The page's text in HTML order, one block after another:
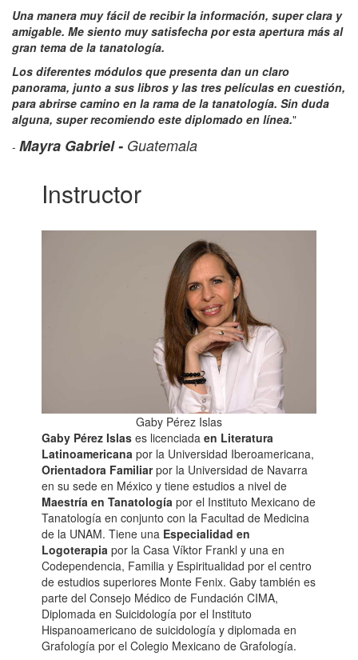
Una manera muy fácil de recibir la información, super clara y
amigable. Me siento muy satisfecha por esta apertura más al
gran tema de la tanatología.
Los diferentes módulos que presenta dan un claro
panorama, junto a sus libros y las tres películas en cuestión,
para abrirse camino en la rama de la tanatología. Sin duda
alguna, super recomiendo este diplomado en línea."
- Mayra Gabriel - Guatemala
Instructor
Gaby Pérez Islas
Gaby Pérez Islas es licenciadaen Literatura
Latinoamericana por la Universidad Iberoamericana,
Orientadora Familiarpor la Universidad de Navarra
en su sede en México y tiene estudios a nivel de
Maestría en Tanatología por el Instituto Mexicano de
Tanatología en conjunto con la Facultad de Medicina
de la UNAM. Tiene una Especialidad en
Logoterapia por la Casa Víktor Frankl y una en
Codependencia, Familia y Espiritualidad por el centro
de estudios superiores Monte Fenix. Gaby también es
parte del Consejo Médico de Fundación CIMA,
Diplomada en Suicidología por el Instituto
Hispanoamericano de suicidología y diplomada en
Grafología por el Colegio Mexicano de Grafología.